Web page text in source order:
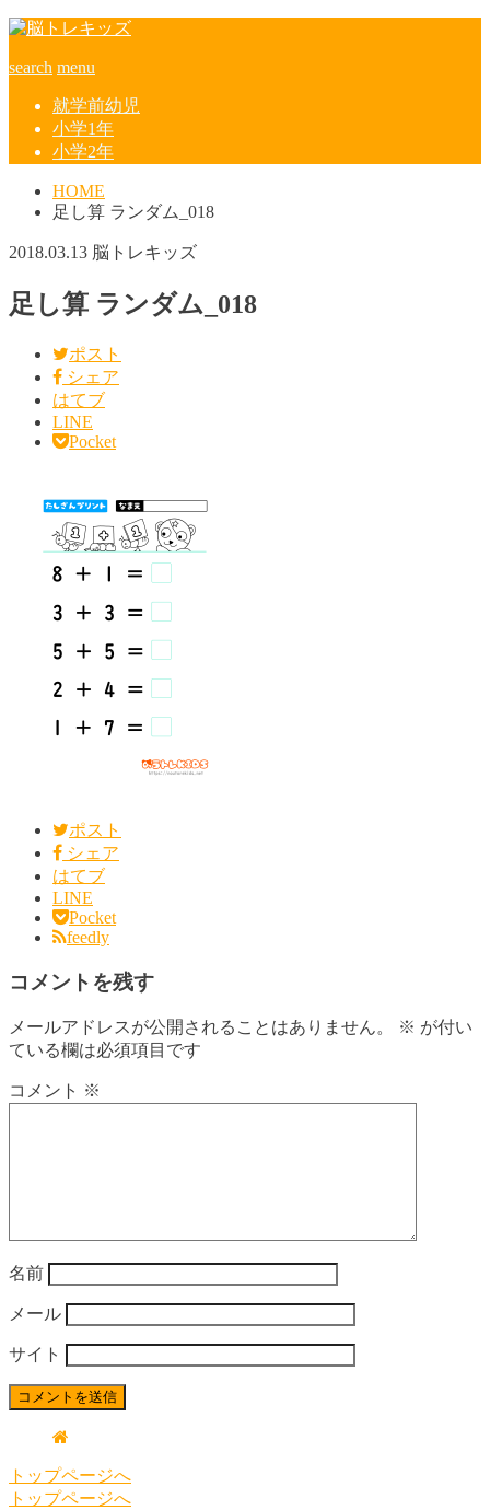
search menu
就学前幼児
小学1年
小学2年
HOME
足し算 ランダム_018
2018.03.13 脳トレキッズ
足し算 ランダム_018
ポスト
シェア
はてブ
LINE
Pocket
ポスト
シェア
はてブ
LINE
Pocket
feedly
コメントを残す
メールアドレスが公開されることはありません。 ※ が付い
ている欄は必須項目です
コメント ※
名前
メール
サイト
トップページへ
トップページへ